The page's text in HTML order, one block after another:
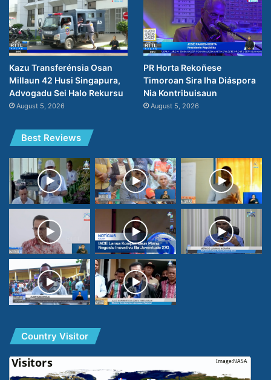
Kazu Transferénsia Osan
Millaun 42 Husi Singapura,
Advogadu Sei Halo Rekursu
August 5, 2026
PR Horta Rekoñese
Timoroan Sira Iha Diáspora
Nia Kontribuisaun
August 5, 2026
Best Reviews
Country Visitor